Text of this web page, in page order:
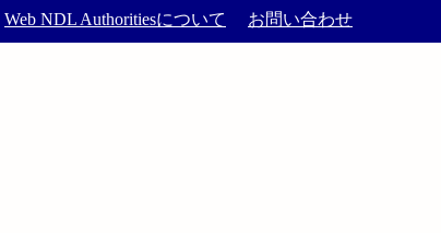
Web NDL Authoritiesについて お問い合わせ